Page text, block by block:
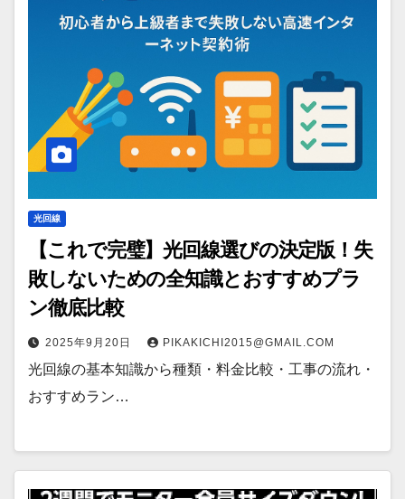
光回線
【これで完璧】光回線選びの決定版！失
敗しないための全知識とおすすめプラ
ン徹底比較
2025年9月20日 PIKAKICHI2015@GMAIL.COM
光回線の基本知識から種類・料金比較・工事の流れ・
おすすめラン…